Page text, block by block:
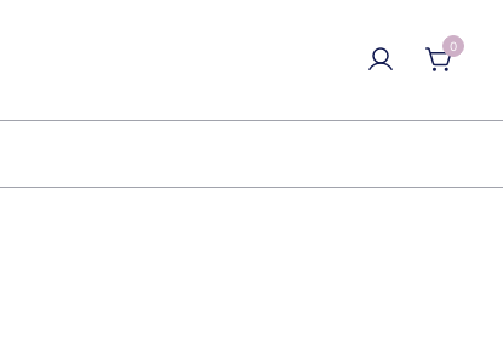
0